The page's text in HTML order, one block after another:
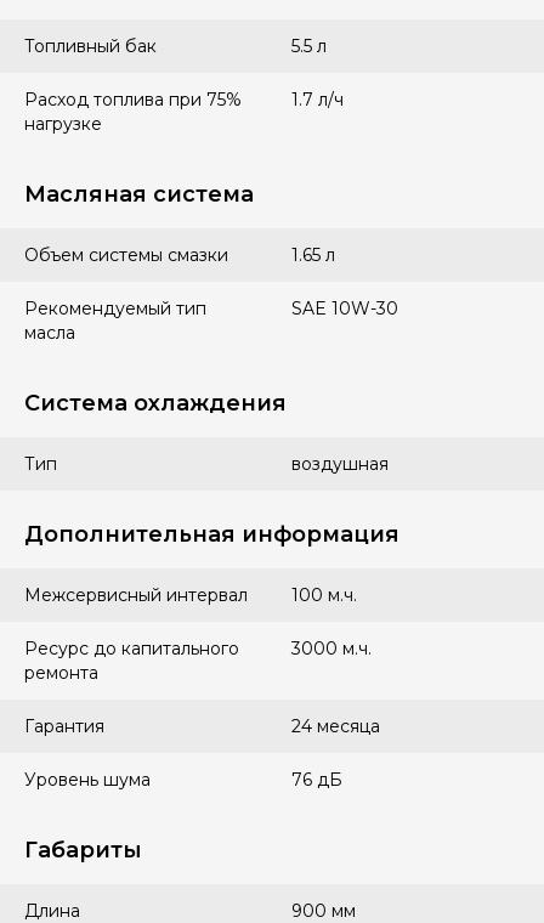
Топливный бак 5.5 л
Расход топлива при 75%
нагрузке
1.7 л/ч
Масляная система
Объем системы смазки 1.65 л
Рекомендуемый тип
масла
SAE 10W-30
Система охлаждения
Тип воздушная
Дополнительная информация
Межсервисный интервал 100 м.ч.
Ресурс до капитального
ремонта
3000 м.ч.
Гарантия 24 месяца
Уровень шума 76 дБ
Габариты
Длина 900 мм